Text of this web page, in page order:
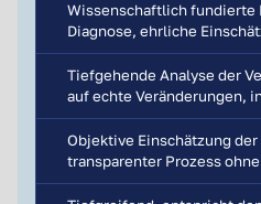
Wissenschaftlich fundierte
Diagnose, ehrliche
Tiefgehende Analyse der
auf echte Veränderungen,
Objektive Einschätzung
transparenter Prozess